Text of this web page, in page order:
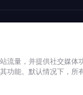
。我们坚持最高标准，确保
流量，并提供社交媒体
功能。默认情况下，所